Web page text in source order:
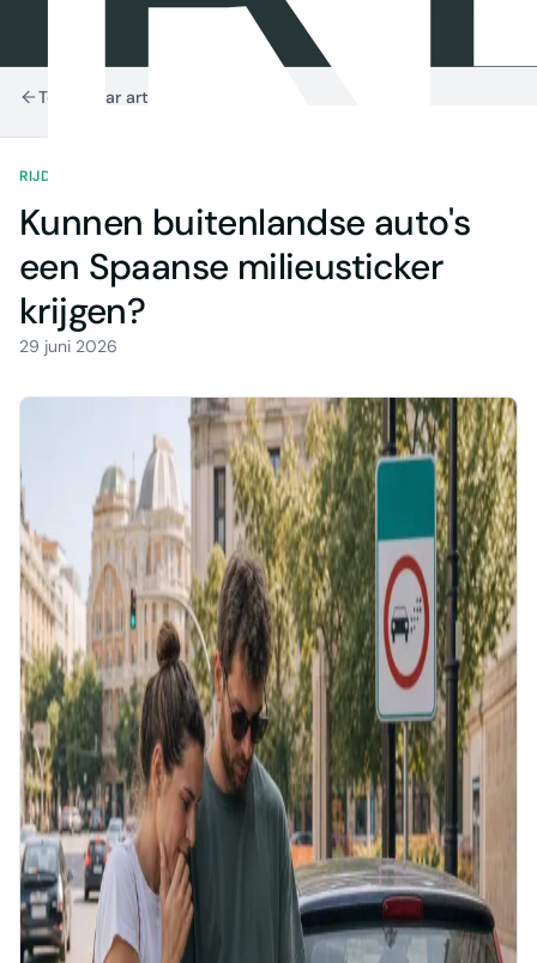
Terug naar artikelen
RIJDEN IN SPANJE
Kunnen buitenlandse auto's
een Spaanse milieusticker
krijgen?
29 juni 2026